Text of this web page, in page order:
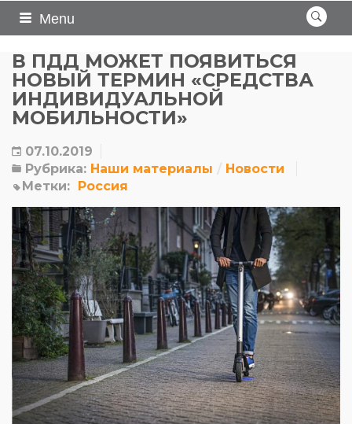
Menu
В ПДД МОЖЕТ ПОЯВИТЬСЯ
НОВЫЙ ТЕРМИН «СРЕДСТВА
ИНДИВИДУАЛЬНОЙ
МОБИЛЬНОСТИ»
07.10.2019
Рубрика: Наши материалы
Новости
Метки: Россия